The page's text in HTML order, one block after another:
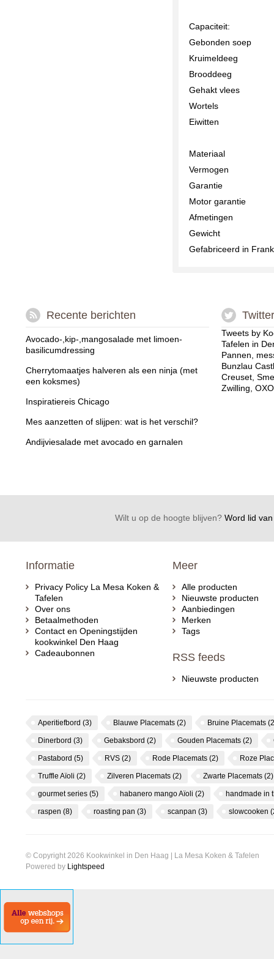
Capaciteit:
Gebonden soep
Kruimeldeeg
Brooddeeg
Gehakt vlees
Wortels
Eiwitten
Materiaal
Vermogen
Garantie
Motor garantie
Afmetingen
Gewicht
Gefabriceerd in
Recente berichten
Avocado-,kip-,mangosalade met limoen-
basilicumdressing
Cherrytomaatjes halveren als een ninja (met
een koksmes)
Inspiratiereis Chicago
Mes aanzetten of slijpen: wat is het verschil?
Andijviesalade met avocado en garnalen
Twitter
Tweets by
Tafelen in
Pannen,
Bunzlau
Creuset,
Zwilling,
Wilt u op de hoogte blijven?Word lid van
Informatie
Privacy Policy La Mesa Koken &
Tafelen
Over ons
Betaalmethoden
Contact en Openingstijden
kookwinkel Den Haag
Cadeaubonnen
Meer
Alle producten
Nieuwste producten
Aanbiedingen
Merken
Tags
RSS feeds
Nieuwste producten
Aperitiefbord (3) Blauwe Placemats (2) Bruine Placemats
Dinerbord (3) Gebaksbord (2) Gouden Placemats (2)
Pastabord (5) RVS (2) Rode Placemats (2) Roze
Truffle Aïoli (2) Zilveren Placemats (2) Zwarte Placemats (2)
gourmet series (5) habanero mango Aïoli (2) handmade in
raspen (8) roasting pan (3) scanpan (3) slowcooken
© Copyright 2026 Kookwinkel in Den Haag | La Mesa Koken & Tafelen
Powered by Lightspeed